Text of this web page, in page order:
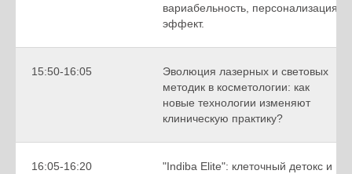
вариабельность, персонализация,
эффект.
15:50-16:05
Эволюция лазерных и световых
методик в косметологии: как
новые технологии изменяют
клиническую практику?
16:05-16:20
"Indiba Elite": клеточный детокс и